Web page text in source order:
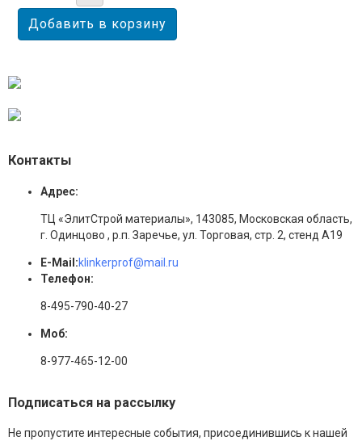
Контакты
Адрес:
ТЦ «ЭлитСтрой материалы», 143085, Московская область,
г. Одинцово , р.п. Заречье, ул. Торговая, стр. 2, стенд А19
E-Mail:klinkerprof@mail.ru
Телефон:
8-495-790-40-27
Моб:
8-977-465-12-00
Подписаться на рассылку
Не пропустите интересные события, присоединившись к нашей